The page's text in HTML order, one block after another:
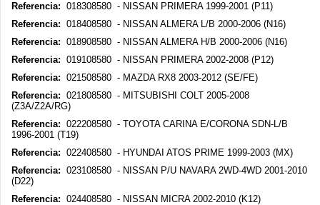
Referencia: 018308580 - NISSAN PRIMERA 1999-2001 (P11)
Referencia: 018408580 - NISSAN ALMERA L/B 2000-2006 (N16)
Referencia: 018908580 - NISSAN ALMERA H/B 2000-2006 (N16)
Referencia: 019108580 - NISSAN PRIMERA 2002-2008 (P12)
Referencia: 021508580 - MAZDA RX8 2003-2012 (SE/FE)
Referencia: 021808580 - MITSUBISHI COLT 2005-2008
(Z3A/Z2A/RG)
Referencia: 022208580 - TOYOTA CARINA E/CORONA SDN-L/B
1996-2001 (T19)
Referencia: 022408580 - HYUNDAI ATOS PRIME 1999-2003 (MX)
Referencia: 023108580 - NISSAN P/U NAVARA 2WD-4WD 2001-2010
(D22)
Referencia: 024408580 - NISSAN MICRA 2002-2010 (K12)